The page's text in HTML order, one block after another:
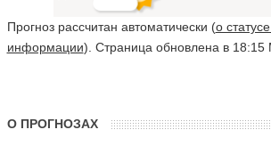
Прогноз рассчитан автоматически (о
информации). Страница обновлена в
О ПРОГНОЗАХ